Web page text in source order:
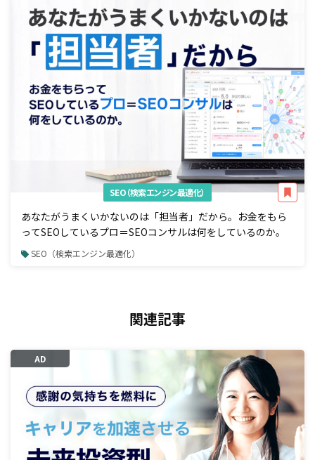
SEO（検索エンジン最適化）
あなたがうまくいかないのは「担当者」だから。お金をもら
ってSEOしているプロ＝SEOコンサルは何をしているのか。
SEO（検索エンジン最適化）
関連記事
AD